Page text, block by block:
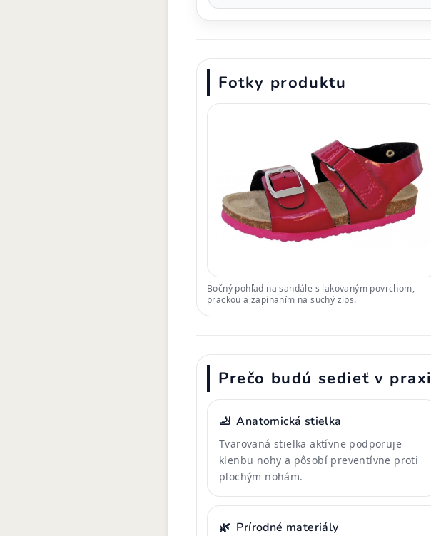
Fotky produktu
Bočný pohľad na sandále s lakovaným povrchom,
prackou a zapínaním na suchý zips.
Prečo budú sedieť v praxi
🦶 Anatomická stielka
Tvarovaná stielka aktívne podporuje
klenbu nohy a pôsobí preventívne proti
plochým nohám.
🌿 Prírodné materiály